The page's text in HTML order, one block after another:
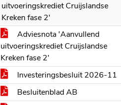
uitvoeringskrediet Cruijslandse
Kreken fase 2'
Adviesnota 'Aanvullend
uitvoeringskrediet Cruijslandse
Kreken fase 2'
Investeringsbesluit 2026-11
Besluitenblad AB